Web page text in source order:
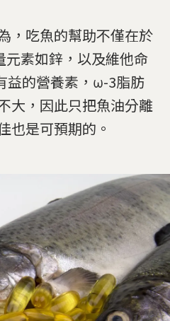
，吃魚的幫助不僅在於
素如鋅，以及維他命
益的營養素，ω-3脂肪
大，因此只把魚油分離
也是可預期的。